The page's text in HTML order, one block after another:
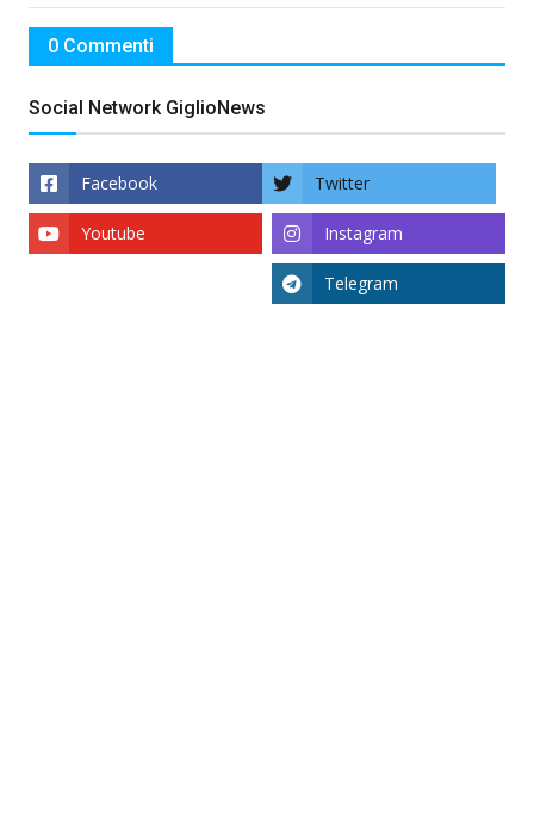
0 Commenti
Social Network GiglioNews
Facebook Twitter
Instagram
Youtube
Telegram